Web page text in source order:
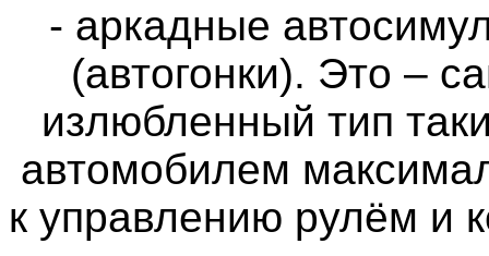
- аркадные
(автогонки). Это –
излюбленный тип
автомобилем
к управлению рулём и